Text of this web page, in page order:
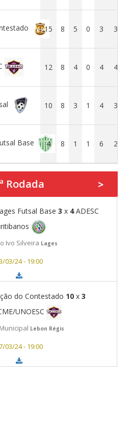
15 8 5 0 3 39
12 8 4 0 4 46
10 8 3 1 4 39
Base 4 8 1 1 6 22
Rodada >
Futsal Base 3 x 4ADESC
Ivo Silveira Lages
03/24 - 19:00
do Contestado 10x 3
UNOESC
Lebon Régis
03/24 - 19:00